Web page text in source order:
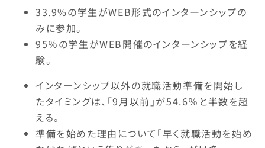
33.9%の学生がWEB形式のインターンシップの
みに参加。
95％の学生がWEB開催のインターンシップを経
験。
インターンシップ以外の就職活動準備を開始し
たタイミングは、「9月以前」が54.6％と半数を超
える。
準備を始めた理由について「早く就職活動を始め